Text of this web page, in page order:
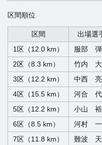
区間順位
区間 出場選
1区（12.0 km）
服部
2区（8.3 km）
竹内 大
3区（12.2 km）
中西 亮
4区（15.5 km）
河合 代
5区（12.2 km）
小山 裕
6区（8.5 km）
河村 一
7区（11.8 km）
難波 天